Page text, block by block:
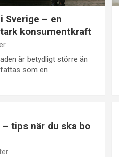
Sverige – en
konsumentkraft
är betydligt större än
som en
tips när du ska bo